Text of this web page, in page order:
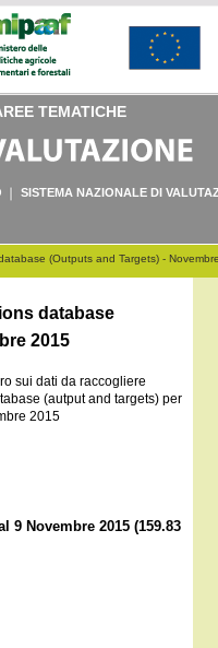
TEMATICHE
SISTEMA NAZIONALE DI
(Outputs and Targets) -
database
2015
sui dati da raccogliere
(autput and targets) per
2015
9 Novembre 2015 (159.83